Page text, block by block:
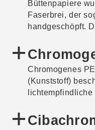
häufig synonym
Bewegtbild
aufgenommene
aufgenommenes
Material.
Büttenpapiere
Faserbrei, der
handgeschöpft.
auf den
ein Büttenpapier
werden.
Chromogenes
(Kunststoff)
lichtempfindliche